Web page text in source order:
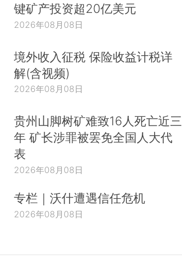
键矿产投资超20亿美元
2026年08月08日
境外收入征税 保险收益计税详
解(含视频)
2026年08月08日
贵州山脚树矿难致16人死亡近三
年 矿长涉罪被罢免全国人大代
表
2026年08月08日
专栏｜沃什遭遇信任危机
2026年08月08日